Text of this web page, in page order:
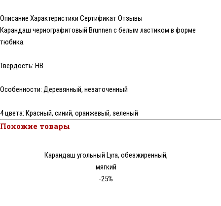
Описание Характеристики СертификатОтзывы
Карандаш чернографитовый Brunnen с белым ластиком в форме
тюбика.
Твердость: HB
Особенности: Деревянный, незаточенный
4 цвета: Красный, синий, оранжевый, зеленый
Похожие товары
Карандаш угольный Lyra, обезжиренный,
мягкий
-25%